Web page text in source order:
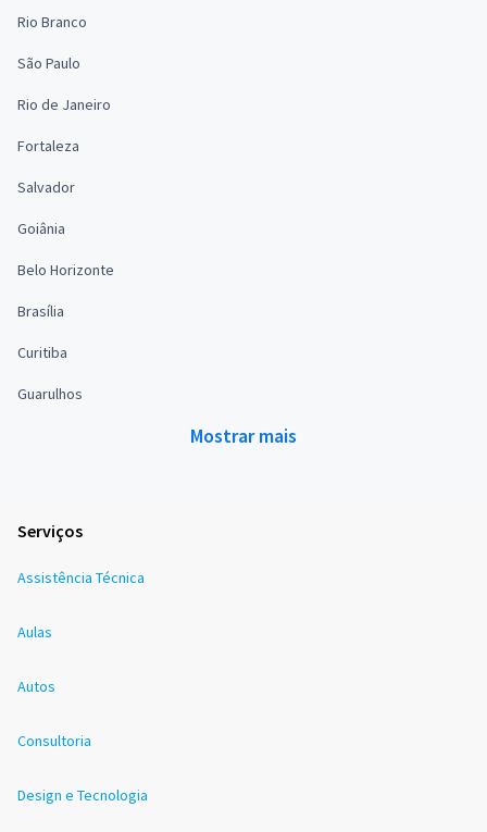
Rio Branco
São Paulo
Rio de Janeiro
Fortaleza
Salvador
Goiânia
Belo Horizonte
Brasília
Curitiba
Guarulhos
Mostrar mais
Serviços
Assistência Técnica
Aulas
Autos
Consultoria
Design e Tecnologia